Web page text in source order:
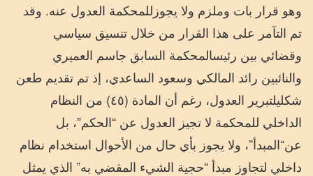
وهو قرار بات وملزم ولا يجوز للمحكمة العدول عنه. وقد
تم التآمر على هذا القرار من خلال تنسيق سياسي
وقضائي بين رئيسالمحكمة السابق جاسم العميري
والنائبين رائد المالكي وسعود الساعدي، إذ تم تقديم طعن
شكليلتبرير العدول، رغم أن المادة (٤٥) من النظام
الداخلي للمحكمة لا تجيز العدول عن “الحكم”، بل
عن“المبدأ”، ولا يجوز بأي حال من الأحوال استخدام نظام
داخلي لتجاوز مبدأ “حجية الشيء المقضي به” الذي يمثل